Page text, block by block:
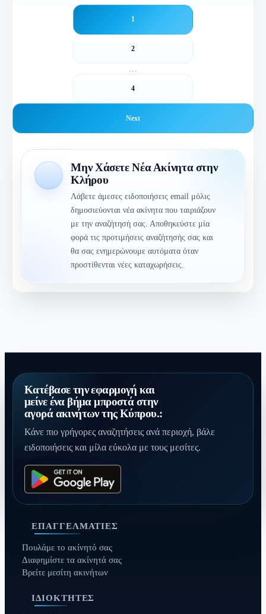
1
2
…
4
Next
Μην Χάσετε Νέα Ακίνητα στην
Κλήρου
Λάβετε άμεσες ειδοποιήσεις email μόλις
δημοσιεύονται νέα ακίνητα που ταιριάζουν
με την αναζήτησή σας. Αποθηκεύστε μία
φορά τις προτιμήσεις αναζήτησής σας και
θα σας ενημερώνουμε αυτόματα όταν
προστίθενται νέες καταχωρήσεις.
Κατέβασε την εφαρμογή και
μείνε ένα βήμα μπροστά στην
αγορά ακινήτων της Κύπρου.:
Κάνε πιο γρήγορες αναζητήσεις ανά περιοχή, βάλε
ειδοποιήσεις και μίλα εύκολα με τους μεσίτες.
ΕΠΑΓΓΕΛΜΑΤΊΕΣ
Πουλάμε το ακίνητό σας
Διαφημίστε τα ακίνητά σας
Βρείτε μεσίτη ακινήτων
ΙΔΙΟΚΤΉΤΕΣ